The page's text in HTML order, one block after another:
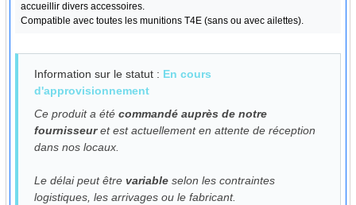
accueillir divers accessoires.
Compatible avec toutes les munitions T4E (sans ou avec ailettes).
Information sur le statut : En cours
d'approvisionnement
Ce produit a étécommandé auprès de notre
fournisseuret est actuellement en attente de réception
dans nos locaux.
Le délai peut êtrevariable selon les contraintes
logistiques, les arrivages ou le fabricant.